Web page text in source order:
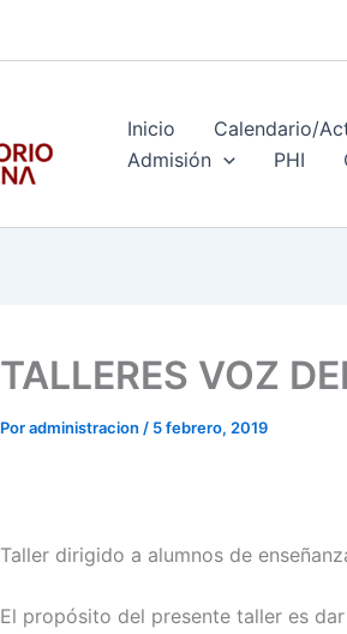
Inicio Calendario/
Admisión
PHI
TALLERES VOZ
Poradministracion / 5 febrero, 2019
Taller dirigido a alumnos de
El propósito del presente taller es